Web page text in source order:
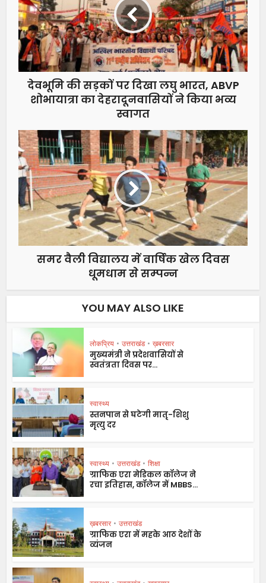
देवभूमि की सड़कों पर दिखा लघु भारत, ABVP
शोभायात्रा का देहरादूनवासियों ने किया भव्य
स्वागत
समर वैली विद्यालय में वार्षिक खेल दिवस
धूमधाम से सम्पन्न
YOU MAY ALSO LIKE
लोकप्रिय • उत्तराखंड • ख़बरसार
मुख्यमंत्री ने प्रदेशवासियों से
स्वतंत्रता दिवस पर...
स्वास्थ्य
स्तनपान से घटेगी मातृ-शिशु
मृत्यु दर
स्वास्थ्य • उत्तराखंड • शिक्षा
ग्राफिक एरा मेडिकल कॉलेज ने
रचा इतिहास, कॉलेज में MBBS...
ख़बरसार • उत्तराखंड
ग्राफिक एरा में महके आठ देशों के
व्यंजन